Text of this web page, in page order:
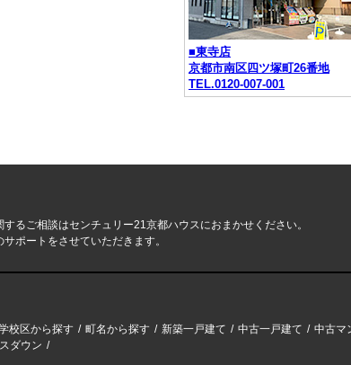
■東寺店
京都市南区四ツ塚町26番地
TEL.0120-007-001
るご相談はセンチュリー21京都ハウスにおまかせください。
ポートをさせていただきます。
校区から探す 町名から探す 新築一戸建て 中古一戸建て
中古マ
ダウン